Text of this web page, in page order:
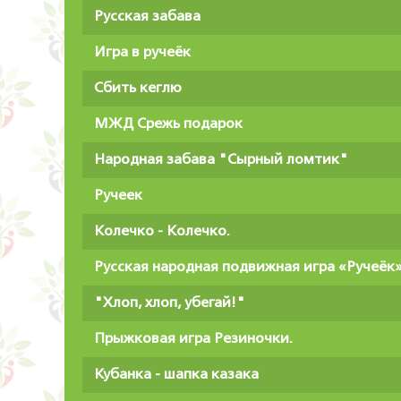
Русская забава
Игра в ручеёк
Сбить кеглю
МЖД Срежь подарок
Народная забава "Сырный ломтик"
Ручеек
Колечко - Колечко.
Русская народная подвижная игра
"Хлоп, хлоп, убегай!"
Прыжковая игра Резиночки.
Кубанка - шапка казака